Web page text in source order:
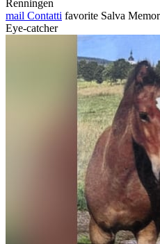
Renningen
mail Contatti favorite Salva
Eye-catcher